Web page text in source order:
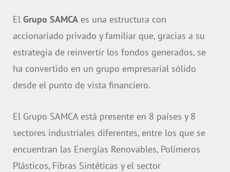
El Grupo SAMCA es una estructura con
accionariado privado y familiar que, gracias a su
estrategia de reinvertir los fondos generados, se
ha convertido en un grupo empresarial sólido
desde el punto de vista financiero.
El Grupo SAMCA está presente en 8 países y 8
sectores industriales diferentes, entre los que se
encuentran las Energías Renovables, Polímeros
Plásticos, Fibras Sintéticas y el sector